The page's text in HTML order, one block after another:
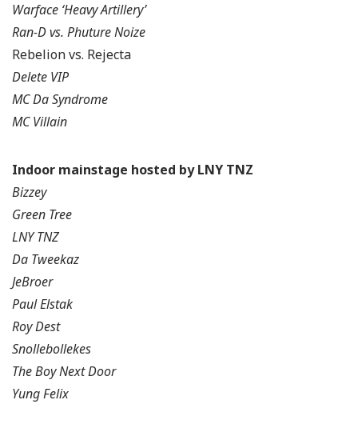
Warface ‘Heavy Artillery’
Ran-D vs. Phuture Noize
Rebelion vs. Rejecta
Delete VIP
MC Da Syndrome
MC Villain
Indoor mainstage hosted by LNY TNZ
Bizzey
Green Tree
LNY TNZ
Da Tweekaz
JeBroer
Paul Elstak
Roy Dest
Snollebollekes
The Boy Next Door
Yung Felix